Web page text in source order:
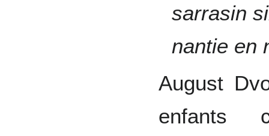
sarrasin
nantie en
August
enfants